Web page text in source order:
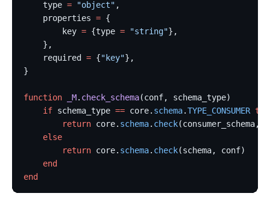
    type
= "object" ,
    properties
= {
        key
= {type = "string"},
    },
    required
= {"key"},
}
function _M. check_schema(conf, schema_type)
    if
schema_type == core. schema.TYPE_CONSUMER
        return
core. schema. check(consumer_schema,
    else
        return
core. schema. check(schema, conf)
    end
end